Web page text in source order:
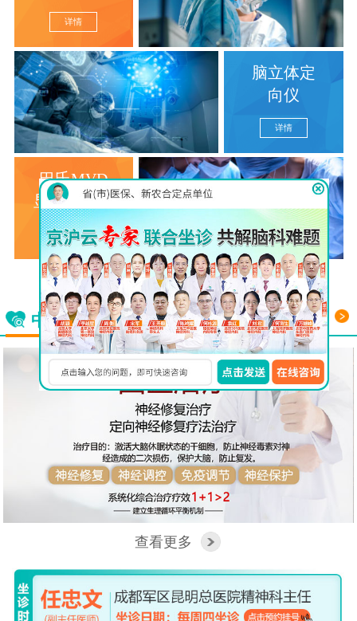
详情
脑立体定
向仪
详情
巴氏MVD
显微分离术
详情
查看更多
中西医结合看脑病 更多
查看更多